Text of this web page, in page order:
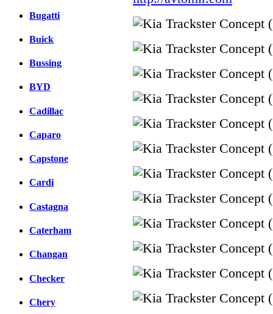
Bugatti
Buick
Bussing
BYD
Cadillac
Caparo
Capstone
Cardi
Castagna
Caterham
Changan
Checker
Chery